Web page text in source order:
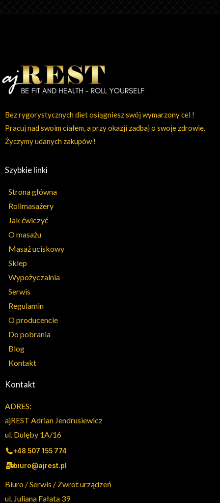
Bez rygorystycznych diet osiągniesz swój wymarzony cel !
Pracuj nad swoim ciałem, a przy okazji zadbaj o swoje zdrowie.
Życzymy udanych zakupów !
Szybkie linki
Strona główna
Rollmasażery
Jak ćwiczyć
O masażu
Masaż uciskowy
Sklep
Wypożyczalnia
Serwis
Regulamin
O producencie
Do pobrania
Blog
Kontakt
Kontakt
ADRES:
ajREST Adrian Jendrusiewicz
ul. Dulęby 1A/16
+48 507 155 774
biuro@ajrest.pl
Biuro / Serwis / Zwrot urządzeń
ul. Juliana Fałata 39